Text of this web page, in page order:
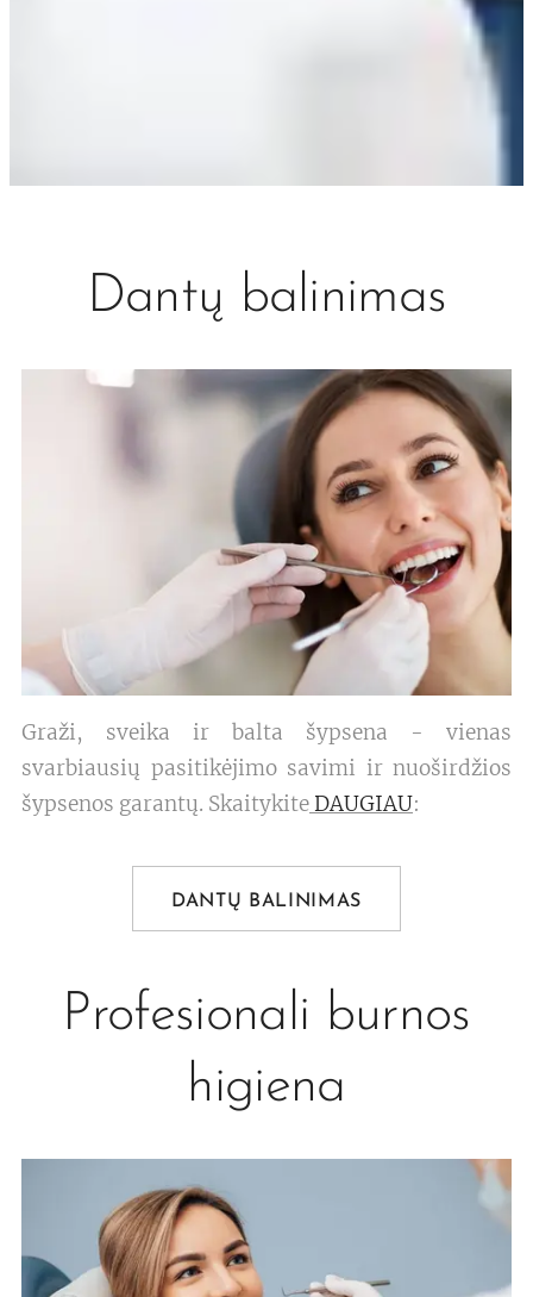
Dantų balinimas
Graži, sveika ir balta šypsena - vienas
svarbiausių pasitikėjimo savimi ir nuoširdžios
šypsenos garantų. SkaitykiteDAUGIAU:
DANTŲ BALINIMAS
Profesionali burnos
higiena